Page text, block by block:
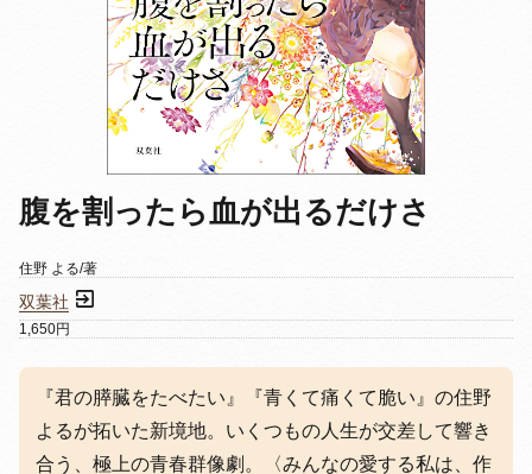
腹を割ったら血が出るだけさ
住野 よる/著
双葉社
1,650円
『君の膵臓をたべたい』『青くて痛くて脆い』の住野
よるが拓いた新境地。いくつもの人生が交差して響き
合う、極上の青春群像劇。〈みんなの愛する私は、作